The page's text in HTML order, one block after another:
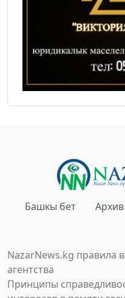
Башкы бет Архив
NazarNews.kg правила
агентства
Принципы